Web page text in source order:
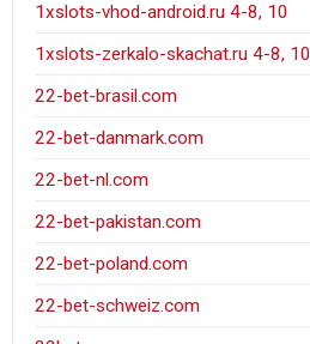
1xslots-vhod-android.ru 4-8, 10
1xslots-zerkalo-skachat.ru 4-8, 10
22-bet-brasil.com
22-bet-danmark.com
22-bet-nl.com
22-bet-pakistan.com
22-bet-poland.com
22-bet-schweiz.com